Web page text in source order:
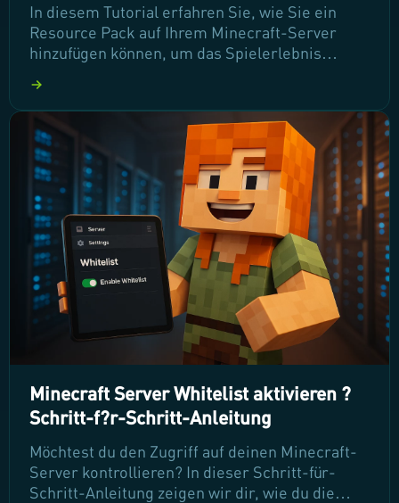
In diesem Tutorial erfahren Sie, wie Sie ein
Resource Pack auf Ihrem Minecraft-Server
hinzufügen können, um das Spielerlebnis
Schritt, wie Sie Ihre eigenen Texturen und
Sounds integrieren und so Ihren Server von
anderen abheben. Tauchen Sie ein in die Welt
der individuellen Anpassungen und machen Sie
Ihr Spiel unvergesslich!
Minecraft Server Whitelist aktivieren ?
Schritt-f?r-Schritt-Anleitung
Möchtest du den Zugriff auf deinen Minecraft-
Server kontrollieren? In dieser Schritt-für-
Schritt-Anleitung zeigen wir dir, wie du die